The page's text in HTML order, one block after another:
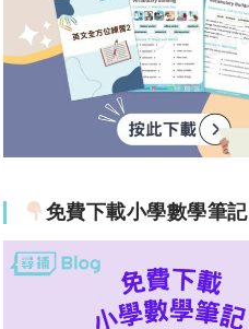
免費下載小學數學筆記